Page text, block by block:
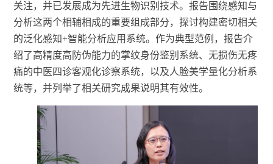
关注，并已发展成为先进生物识别技术。报告围绕感知与
分析这两个相辅相成的重要组成部分，探讨构建密切相关
的泛化感知+智能分析应用系统。作为典型范例，报告介
绍了高精度高防伪能力的掌纹身份鉴别系统、无损伤无疼
痛的中医四诊客观化诊察系统，以及人脸美学量化分析系
统等，并列举了相关研究成果说明其有效性。